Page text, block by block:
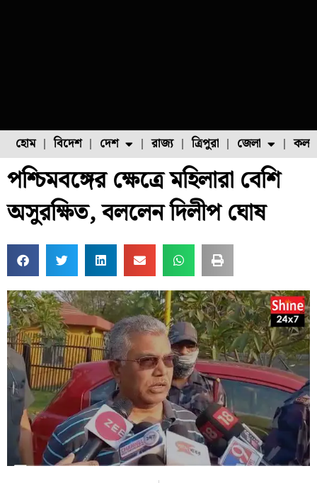
হোম বিদেশ দেশ
ফুল চাষ ফল চাষ মাছ চাষ পোল্ট্রি চাষ
রাজ্য ত্রিপুরা জেলা
উত্তর ২৪ পরগনা
পশ্চিমবঙ্গের ক্ষেত্রে মহিলারা বেশি
অসুরক্ষিত, বললেন দিলীপ ঘোষ